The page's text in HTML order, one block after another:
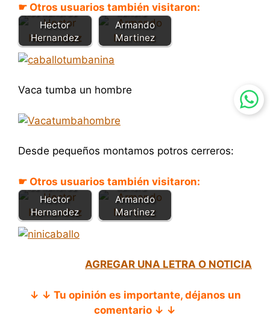
☛ Otros usuarios también visitaron:
los llaneros -
Hector
Hernandez
llanero -
Armando
Martinez
Vaca tumba un hombre
Desde pequeños montamos potros cerreros:
☛ Otros usuarios también visitaron:
los llaneros -
Hector
Hernandez
llanero -
Armando
Martinez
AGREGAR UNA LETRA O NOTICIA
↓ ↓ Tu opinión es importante, déjanos un
comentario ↓ ↓